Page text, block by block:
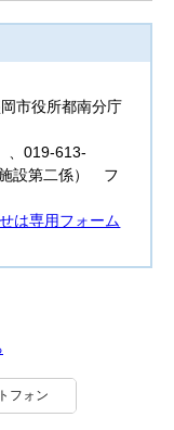
市役所都南分庁
、019-613-
設第二係） フ
は専用フォーム
フォン